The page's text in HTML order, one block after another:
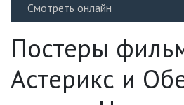
Смотреть онлайн
Постеры
Астерикс и